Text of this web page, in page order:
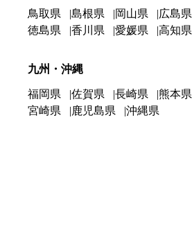
鳥取県 島根県 岡山県 広島県
徳島県
香川県 愛媛県 高知県
九州・沖縄
福岡県 佐賀県 長崎県 熊本県
宮崎県
鹿児島県 沖縄県